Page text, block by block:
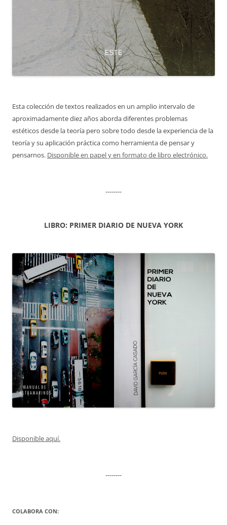
Esta colección de textos realizados en un amplio intervalo de
aproximadamente diez años aborda diferentes problemas
estéticos desde la teoría pero sobre todo desde la experiencia de la
teoría y su aplicación práctica como herramienta de pensar y
pensarnos. Disponible en papel y en formato de libro electrónico.
--------
LIBRO: PRIMER DIARIO DE NUEVA YORK
Disponible aquí.
--------
COLABORA CON: